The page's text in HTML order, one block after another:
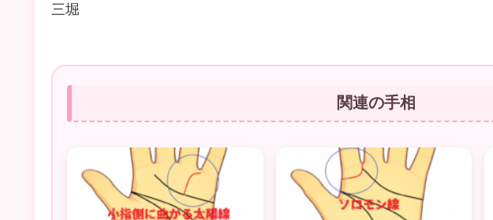
三堀
関連の手相